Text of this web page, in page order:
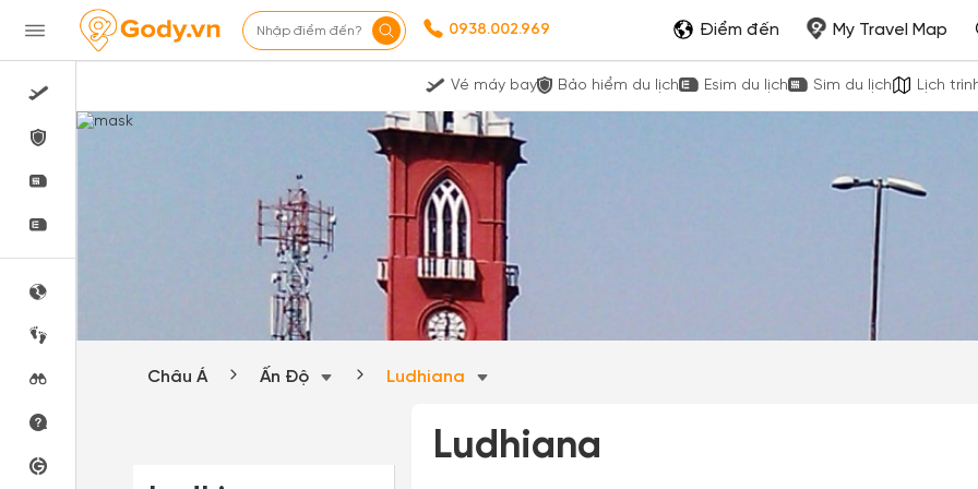
Nhập điểm đến? 0938.002.969 Điểm đến My Travel Map
Vé máy bay Bảo hiểm du lịch Esim du lịch Sim du lịch Lịch
Châu Á Ấn Độ Ludhiana
Ludhiana